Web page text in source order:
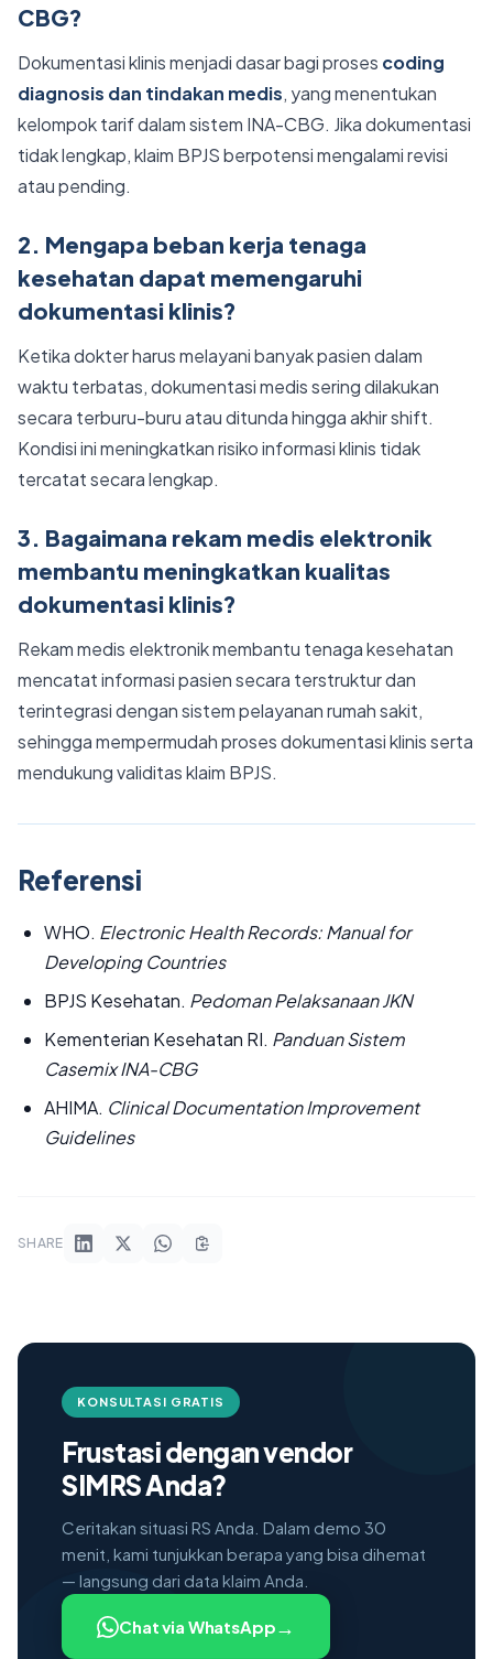
CBG?
Dokumentasi klinis menjadi dasar bagi proses coding
diagnosis dan tindakan medis, yang menentukan
kelompok tarif dalam sistem INA-CBG. Jika dokumentasi
tidak lengkap, klaim BPJS berpotensi mengalami revisi
atau pending.
2. Mengapa beban kerja tenaga
kesehatan dapat memengaruhi
dokumentasi klinis?
Ketika dokter harus melayani banyak pasien dalam
waktu terbatas, dokumentasi medis sering dilakukan
secara terburu-buru atau ditunda hingga akhir shift.
Kondisi ini meningkatkan risiko informasi klinis tidak
tercatat secara lengkap.
3. Bagaimana rekam medis elektronik
membantu meningkatkan kualitas
dokumentasi klinis?
Rekam medis elektronik membantu tenaga kesehatan
mencatat informasi pasien secara terstruktur dan
terintegrasi dengan sistem pelayanan rumah sakit,
sehingga mempermudah proses dokumentasi klinis serta
mendukung validitas klaim BPJS.
Referensi
WHO. Electronic Health Records: Manual for
Developing Countries
BPJS Kesehatan. Pedoman Pelaksanaan JKN
Kementerian Kesehatan RI. Panduan Sistem
Casemix INA-CBG
AHIMA. Clinical Documentation Improvement
Guidelines
SHARE
KONSULTASI GRATIS
Frustasi dengan vendor
SIMRS Anda?
Ceritakan situasi RS Anda. Dalam demo 30
menit, kami tunjukkan berapa yang bisa dihemat
— langsung dari data klaim Anda.
Chat via WhatsApp→